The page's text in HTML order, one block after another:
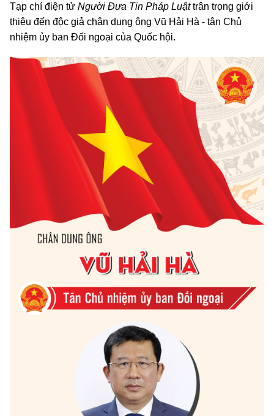
Tạp chí điện tử Người Đưa Tin Pháp Luậttrân trọng giới
thiệu đến độc giả chân dung ông Vũ Hải Hà - tân Chủ
nhiệm ủy ban Đối ngoại của Quốc hội.